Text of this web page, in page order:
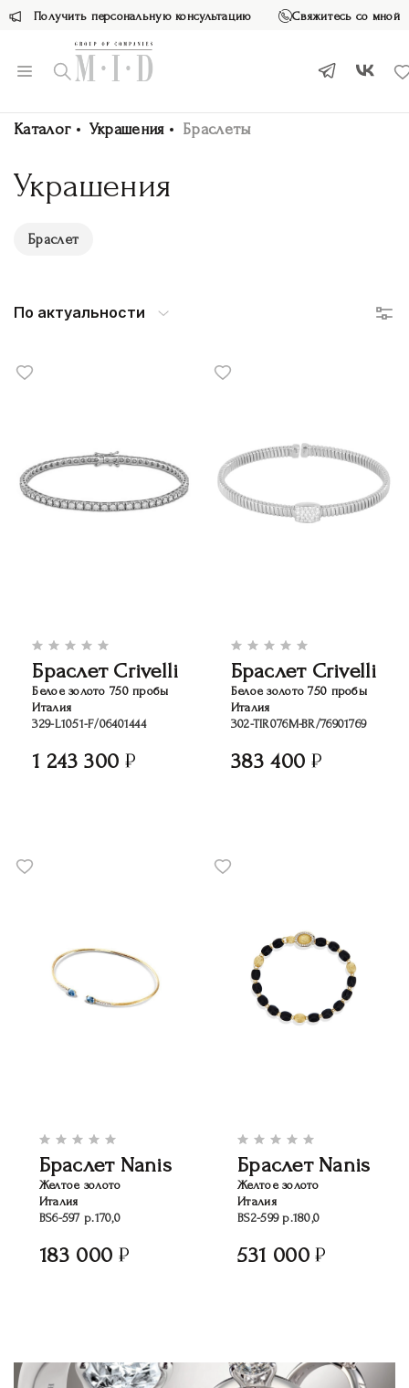
Получить персональную консультацию Свяжитесь со мной
Каталог Украшения Браслеты
Украшения
Браслет
По актуальности
Браслет Crivelli
Белое золото 750 пробы
Италия
329-L1051-F/06401444
1 243 300
Браслет Crivelli
Белое золото 750 пробы
Италия
302-TIR076M-BR/76901769
383 400
Браслет Nanis
Желтое золото
Италия
BS6-597 р.170,0
183 000
Браслет Nanis
Желтое золото
Италия
BS2-599 р.180,0
531 000